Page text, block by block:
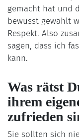
gemacht hat und
bewusst gewählt
Respekt. Also
sagen, dass ich
kann.
Was rätst
ihrem
zufrieden
Sie sollten sich